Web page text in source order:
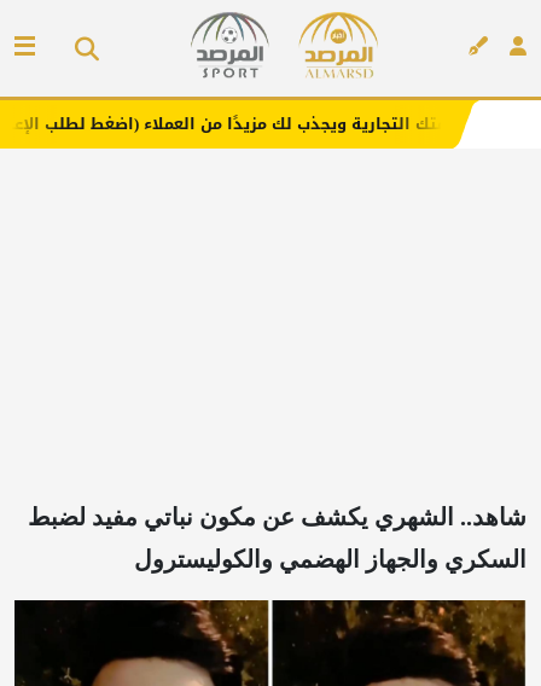
ويجذب لك مزيدًا من العملاء (اضغط لطلب الإعلان)
شاهد.. الشهري يكشف عن مكون نباتي مفيد لضبط
السكري والجهاز الهضمي والكوليسترول